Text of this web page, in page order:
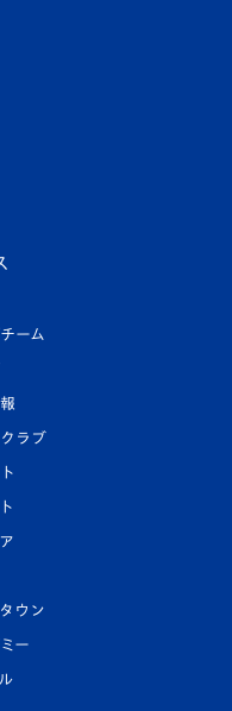
ーム
ラブ
ウン
ー